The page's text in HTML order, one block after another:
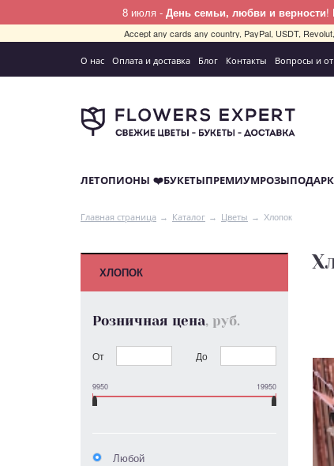
8 июля - День семьи, любви и верности!
Accept any cards any country, PayPal, USDT,
О нас Оплата и доставка Блог Контакты Вопросы и
ЛЕТОПИОНЫ ❤️БУКЕТЫПРЕМИУМРОЗЫ
Главная страница Каталог Цветы Хлопок
ХЛОПОК
Розничная цена, руб.
От До
9950 19950
Любой